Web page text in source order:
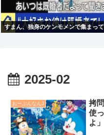
すまん、独身のケンモメンで集まっ
2025-02
おーぷんなんJ
拷
使
よ」